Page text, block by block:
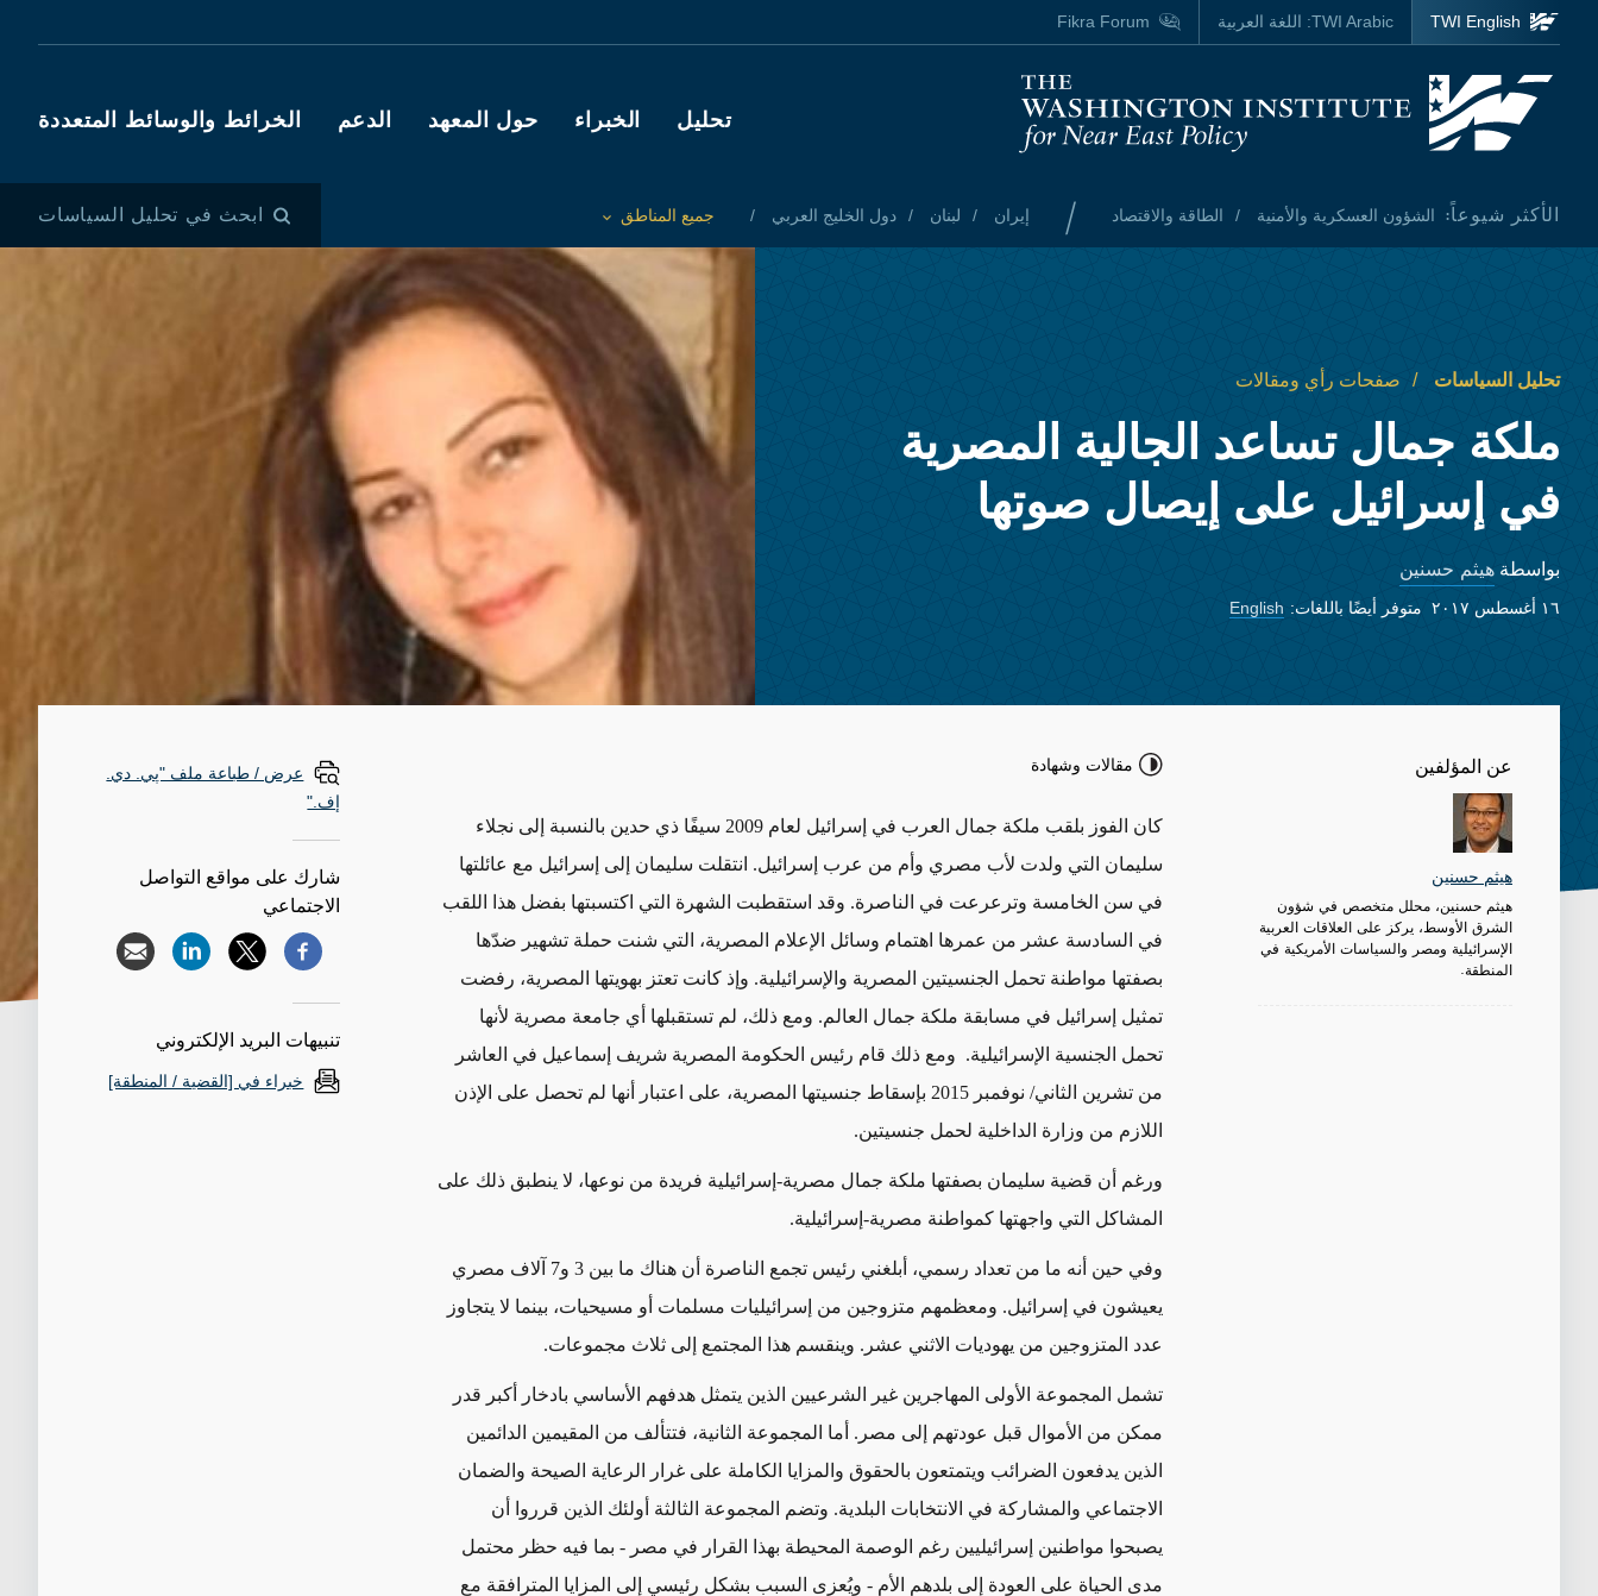
Skip to main content
Homepage
Main navigation
تحليل الخبراء حول المعهد الدعم الخرائط والوسائط المتعددة
الأكثر شيوعاً: الشؤون العسكرية والأمنية الطاقة والاقتصاد / إيران لبنان دول الخليج العربي
Toggle List of
جميع المناطق ابحث في تحليل السياسات
TWI English
TWI Arabic: اللغة العربية Fikra Forum
تحليل السياسات صفحات رأي ومقالات
ملكة جمال تساعد الجالية المصرية
في إسرائيل على إيصال صوتها
بواسطة هيثم حسنين
١٦ أغسطس ٢٠١٧ متوفر أيضًا باللغات: English
عن المؤلفين
هيثم حسنين
هيثم حسنين، محلل متخصص في شؤون
الشرق الأوسط، يركز على العلاقات العربية
الإسرائيلية ومصر والسياسات الأمريكية في
المنطقة.
مقالات وشهادة
كان الفوز بلقب ملكة جمال العرب في إسرائيل لعام 2009 سيفًا ذي حدين بالنسبة إلى نجلاء
سليمان التي ولدت لأب مصري وأم من عرب إسرائيل. انتقلت سليمان إلى إسرائيل مع عائلتها
في سن الخامسة وترعرعت في الناصرة. وقد استقطبت الشهرة التي اكتسبتها بفضل هذا اللقب
في السادسة عشر من عمرها اهتمام وسائل الإعلام المصرية، التي شنت حملة تشهير ضدّها
بصفتها مواطنة تحمل الجنسيتين المصرية والإسرائيلية. وإذ كانت تعتز بهويتها المصرية، رفضت
تمثيل إسرائيل في مسابقة ملكة جمال العالم. ومع ذلك، لم تستقبلها أي جامعة مصرية لأنها
تحمل الجنسية الإسرائيلية. ومع ذلك قام رئيس الحكومة المصرية شريف إسماعيل في العاشر
من تشرين الثاني/ نوفمبر 2015 بإسقاط جنسيتها المصرية، على اعتبار أنها لم تحصل على الإذن
اللازم من وزارة الداخلية لحمل جنسيتين.
ورغم أن قضية سليمان بصفتها ملكة جمال مصرية-إسرائيلية فريدة من نوعها، لا ينطبق ذلك على
المشاكل التي واجهتها كمواطنة مصرية-إسرائيلية.
وفي حين أنه ما من تعداد رسمي، أبلغني رئيس تجمع الناصرة أن هناك ما بين 3 و7 آلاف مصري
يعيشون في إسرائيل. ومعظمهم متزوجين من إسرائيليات مسلمات أو مسيحيات، بينما لا يتجاوز
عدد المتزوجين من يهوديات الاثني عشر. وينقسم هذا المجتمع إلى ثلاث مجموعات.
تشمل المجموعة الأولى المهاجرين غير الشرعيين الذين يتمثل هدفهم الأساسي بادخار أكبر قدر
ممكن من الأموال قبل عودتهم إلى مصر. أما المجموعة الثانية، فتتألف من المقيمين الدائمين
الذين يدفعون الضرائب ويتمتعون بالحقوق والمزايا الكاملة على غرار الرعاية الصيحة والضمان
الاجتماعي والمشاركة في الانتخابات البلدية. وتضم المجموعة الثالثة أولئك الذين قرروا أن
يصبحوا مواطنين إسرائيليين رغم الوصمة المحيطة بهذا القرار في مصر - بما فيه حظر محتمل
مدى الحياة على العودة إلى بلدهم الأم - ويُعزى السبب بشكل رئيسي إلى المزايا المترافقة مع
عرض / طباعة ملف "پي. دي.
إف."
شارك على مواقع التواصل
الاجتماعي
تنبيهات البريد الإلكتروني
خبراء في [القضية / المنطقة]